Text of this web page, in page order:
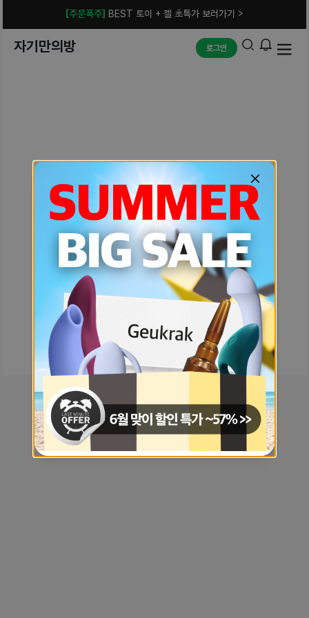
[주문폭주] BEST 토이 + 젤 초특가 보러가기 >
자기만의방 로그인
예상치 못한 에러입니다.